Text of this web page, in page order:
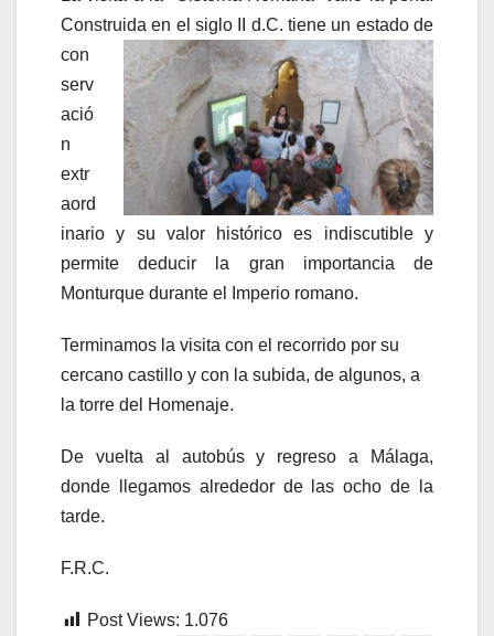
Construida en el sig lo II d.C. tiene un estado de
con
serv
ació
n
extr
aord
inario y su valor histórico es indiscutible y
permite deducir la gran importancia de
Monturque durante el Imperio romano.
Terminamos la visita con el recorrido por su
cercano castillo y con la subida, de algunos, a
la torre del Homenaje.
De vuelta al autobús y regreso a Málaga,
donde llegamos alrededor de las ocho de la
tarde.
F.R.C.
Post Views: 1.076